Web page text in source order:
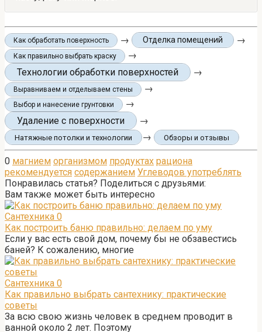
Как обработать поверхность → Отделка помещений →
Как правильно выбрать краску
→
Технологии обработки поверхностей
→
Выравниваем и отделываем стены →
Выбор и нанесение грунтовки
→
Удаление с поверхности
→
Натяжные потолки и технологии → Обзоры и отзывы
0 магнием организмом продуктах рациона
рекомендуется содержанием Углеводов употреблять
Понравилась статья? Поделиться с друзьями:
Вам также может быть интересно
Сантехника 0
Как построить баню правильно: делаем по уму
Если у вас есть свой дом, почему бы не обзавестись
баней? К сожалению, многие
Сантехника 0
Как правильно выбрать сантехнику: практические
советы
За всю свою жизнь человек в среднем проводит в
ванной около 2 лет. Поэтому